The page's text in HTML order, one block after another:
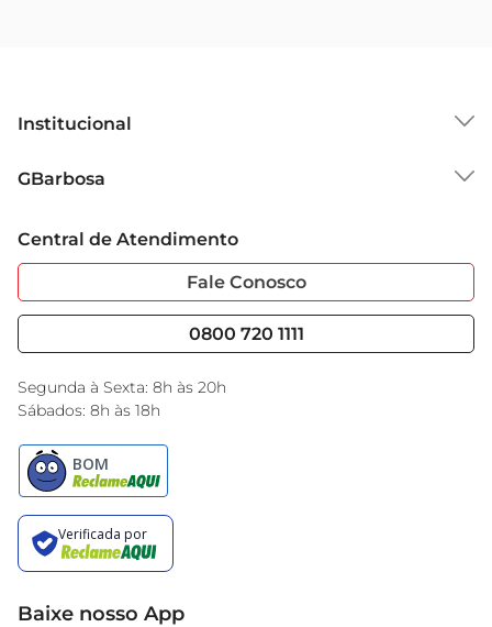
Institucional
Grupo Cencosud
Sobre Privacidade
Portal do Fornecedo
Nossas Lojas
GBarbosa
Garantia Estendida
Serviços
Black Friday
Encarte do Dia
Central de Atendimento
Fale Conosco
0800 720 1111
Segunda à Sexta: 8h às 20h
Sábados: 8h às 18h
Baixe nosso App